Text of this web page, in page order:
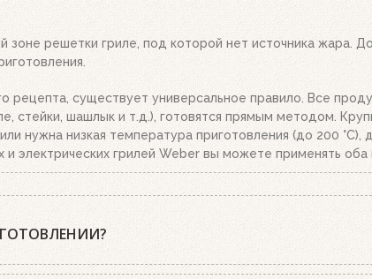
решетки гриле, под которой нет источника жара.
рецепта, существует универсальное правило. Все
стейки, шашлык и т.д.), готовятся прямым методом.
нужна низкая температура приготовления (до 200
и электрических грилей Weber вы можете применять оба